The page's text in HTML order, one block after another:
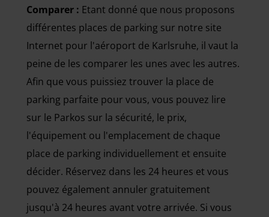
Comparer : Etant donné que nous proposons
différentes places de parking sur notre site
Internet pour l'aéroport de Karlsruhe, il vaut la
peine de les comparer les unes avec les autres.
Afin que vous puissiez trouver la place de
parking parfaite pour vous, vous pouvez lire
sur le Parkos sur la sécurité, le prix,
l'équipement ou l'emplacement de chaque
place de parking individuellement et ensuite
décider. Réservez dans les 24 heures et vous
pouvez également annuler gratuitement
jusqu'à 24 heures avant votre arrivée. Si vous